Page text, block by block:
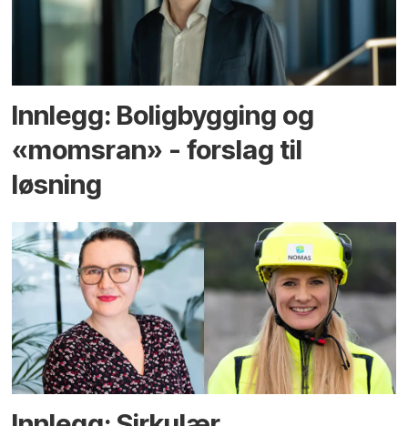
Innlegg: Boligbygging og
«momsran» - forslag til
løsning